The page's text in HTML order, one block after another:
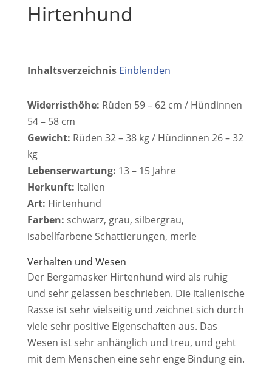
Hirtenhund
Inhaltsverzeichnis Einblenden
Widerristhöhe: Rüden 59 – 62 cm / Hündinnen
54 – 58 cm
Gewicht: Rüden 32 – 38 kg / Hündinnen 26 – 32
kg
Lebenserwartung: 13 – 15 Jahre
Herkunft: Italien
Art: Hirtenhund
Farben: schwarz, grau, silbergrau,
isabellfarbene Schattierungen, merle
Verhalten und Wesen
Der Bergamasker Hirtenhund wird als ruhig
und sehr gelassen beschrieben. Die italienische
Rasse ist sehr vielseitig und zeichnet sich durch
viele sehr positive Eigenschaften aus. Das
Wesen ist sehr anhänglich und treu, und geht
mit dem Menschen eine sehr enge Bindung ein.